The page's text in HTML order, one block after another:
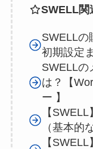
SWELL関
SWELLの
初期設定
SWELLの
は？【
ー 】
【
（基本的
【